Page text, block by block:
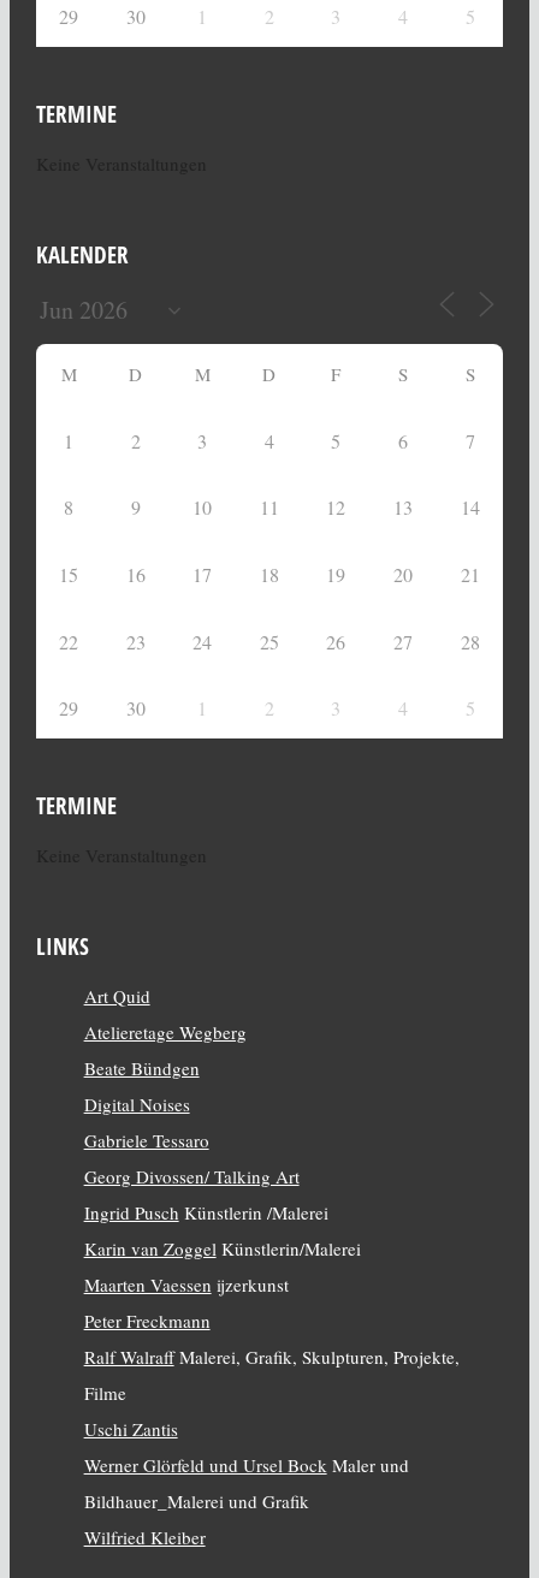
29 30 1 2 3 4 5
TERMINE
KALENDER
M D M D F S S
1 2 3 4 5 6 7
8 9 10 11 12 13 14
15 16 17 18 19 20 21
22 23 24 25 26 27 28
29 30 1 2 3 4 5
TERMINE
LINKS
Art Quid
Atelieretage Wegberg
Beate Bündgen
Digital Noises
Gabriele Tessaro
Georg Divossen/ Talking Art
Ingrid Pusch Künstlerin /Malerei
Karin van Zoggel Künstlerin/Malerei
Maarten Vaessen ijzerkunst
Peter Freckmann
Ralf WalraffMalerei, Grafik, Skulpturen, Projekte,
Filme
Uschi Zantis
Werner Glörfeld und Ursel Bock Maler und
Bildhauer_Malerei und Grafik
Wilfried Kleiber